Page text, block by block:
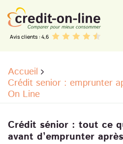
Avis clients : 4,6
Accueil
Crédit senior : emprunter
On Line
Crédit sénior : tout ce
avant d’emprunter